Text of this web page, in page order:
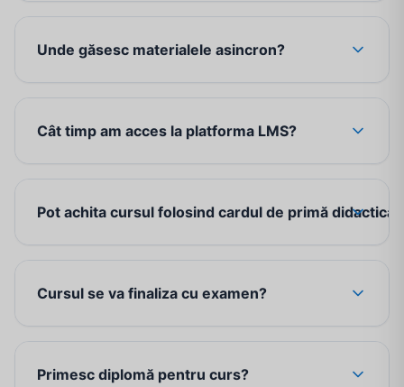
Unde găsesc materialele asincron?
Cât timp am acces la platforma LMS?
Pot achita cursul folosind cardul de primă didactică?
Cursul se va finaliza cu examen?
Primesc diplomă pentru curs?